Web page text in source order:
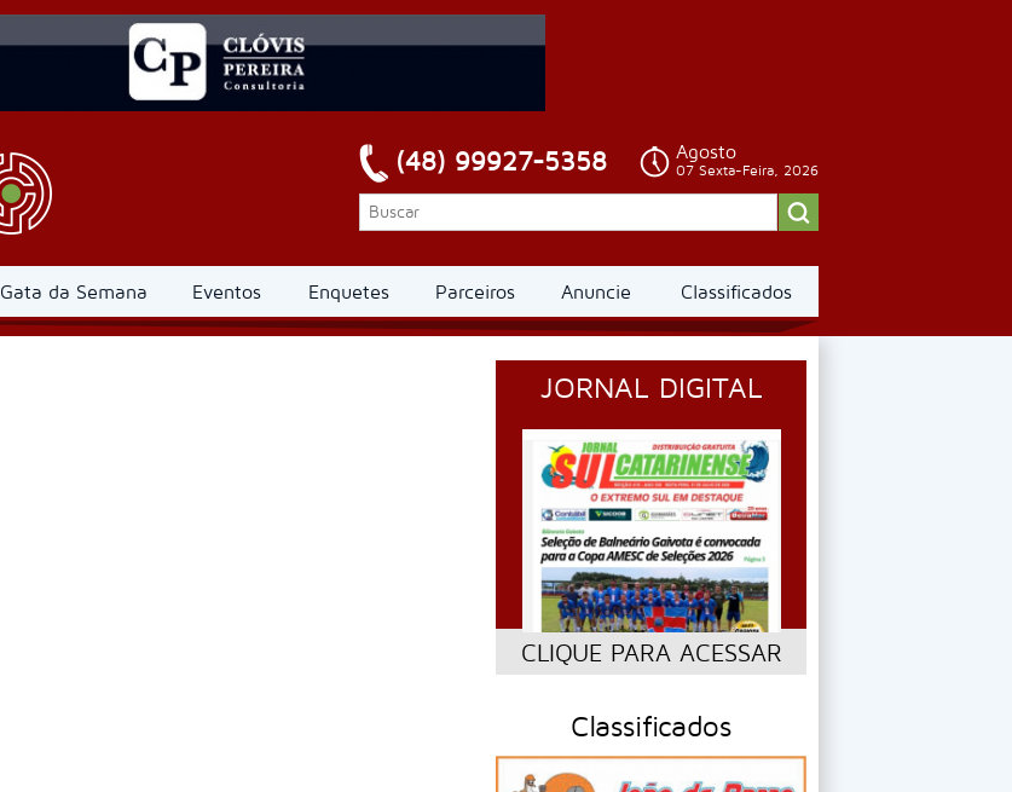
(48) 99927-5358 Agosto
07 Sexta-Feira, 2026
Gata da Semana Eventos Enquetes Parceiros Anuncie Classificados
JORNAL DIGITAL
CLIQUE PARA ACESSAR
Classificados